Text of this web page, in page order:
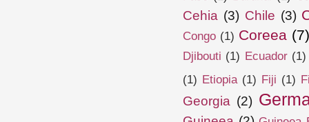
Cehia (3) Chile (3)
Congo (1) Coreea
Djibouti (1) Ecuador (1)
(1) Etiopia (1) Fiji (1)
Georgia (2)